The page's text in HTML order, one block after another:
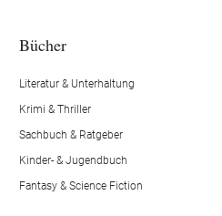
Bücher
Literatur & Unterhaltung
Krimi & Thriller
Sachbuch & Ratgeber
Kinder- & Jugendbuch
Fantasy & Science Fiction